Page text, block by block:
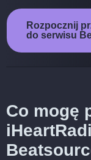
Rozpocznij
do serwisu
Co mogę